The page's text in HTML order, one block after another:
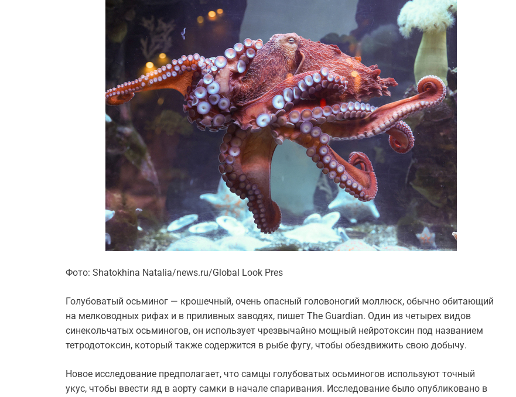
Фото: Shatokhina Natalia/news.ru/Global Look Pres
Голубоватый осьминог — крошечный, очень опасный головоногий моллюск, обычно обитающий
на мелководных рифах и в приливных заводях, пишет The Guardian. Один из четырех видов
синекольчатых осьминогов, он использует чрезвычайно мощный нейротоксин под названием
тетродотоксин, который также содержится в рыбе фугу, чтобы обездвижить свою добычу.
Новое исследование предполагает, что самцы голубоватых осьминогов используют точный
укус, чтобы ввести яд в аорту самки в начале спаривания. Исследование было опубликовано в